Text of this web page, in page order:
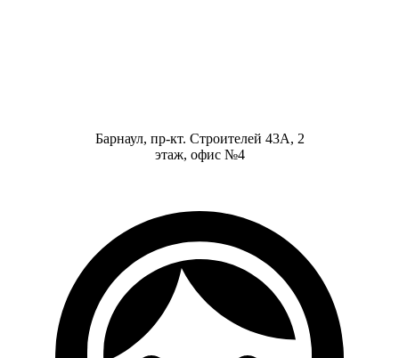
Барнаул, пр-кт. Строителей 43А, 2
этаж, офис №4